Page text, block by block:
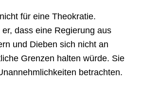
für eine Theokratie.
dass eine Regierung aus
und Dieben sich nicht an
Grenzen halten würde. Sie
betrachten.